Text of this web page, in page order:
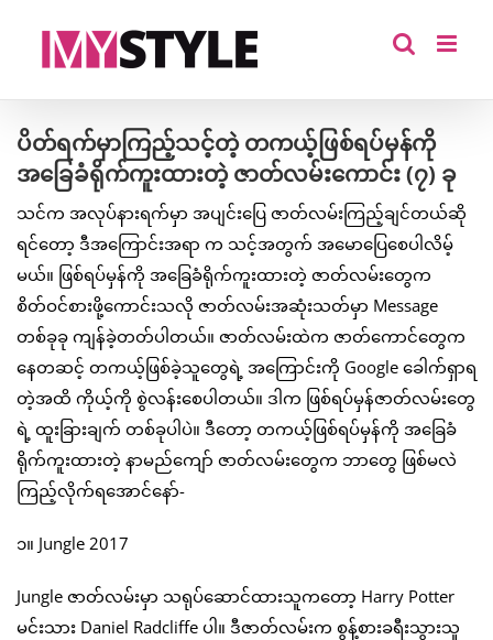
ပိတ်ရက်မှာကြည့်သင့်တဲ့ တကယ့်ဖြစ်ရပ်မှန်ကို
အခြေခံရိုက်ကူးထားတဲ့ ဇာတ်လမ်းကောင်း (၇) ခု
သင်က အလုပ်နားရက်မှာ အပျင်းပြေ ဇာတ်လမ်းကြည့်ချင်တယ်ဆို
ရင်တော့ ဒီအကြောင်းအရာ က သင့်အတွက် အမောပြေစေပါလိမ့်
မယ်။ ဖြစ်ရပ်မှန်ကို အခြေခံရိုက်ကူးထားတဲ့ ဇာတ်လမ်းတွေက
စိတ်ဝင်စားဖို့ကောင်းသလို ဇာတ်လမ်းအဆုံးသတ်မှာ Message
တစ်ခုခု ကျန်ခဲ့တတ်ပါတယ်။ ဇာတ်လမ်းထဲက ဇာတ်ကောင်တွေက
နေတဆင့် တကယ့်ဖြစ်ခဲ့သူတွေရဲ့ အကြောင်းကို Google ခေါက်ရှာရ
တဲ့အထိ ကိုယ့်ကို စွဲလန်းစေပါတယ်။ ဒါက ဖြစ်ရပ်မှန်ဇာတ်လမ်းတွေ
ရဲ့ ထူးခြားချက် တစ်ခုပါပဲ။ ဒီတော့ တကယ့်ဖြစ်ရပ်မှန်ကို အခြေခံ
ရိုက်ကူးထားတဲ့ နာမည်ကျော် ဇာတ်လမ်းတွေက ဘာတွေ ဖြစ်မလဲ
ကြည့်လိုက်ရအောင်နော်-
၁။ Jungle 2017
Jungle ဇာတ်လမ်းမှာ သရုပ်ဆောင်ထားသူကတော့ Harry Potter
မင်းသား Daniel Radcliffe ပါ။ ဒီဇာတ်လမ်းက စွန့်စားခရီးသွားသူ